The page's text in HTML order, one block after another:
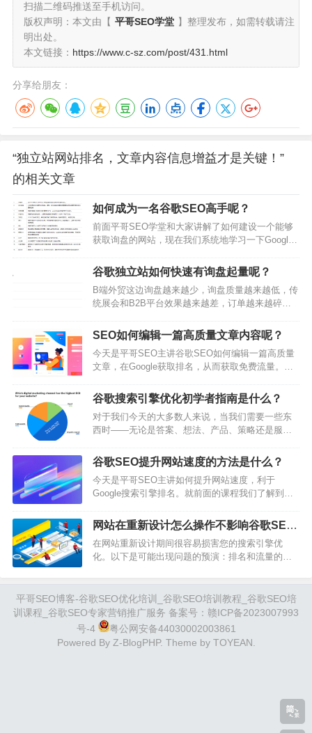
扫描二维码推送至手机访问。
版权声明：本文由【 平哥SEO学堂 】整理发布，如需转载请注
明出处。
本文链接： https://www.c-sz.com/post/431.html
分享给朋友：
“独立站网站排名，文章内容信息增益才是关键！”
的相关文章
如何成为一名谷歌SEO高手呢？
前面平哥SEO学堂和大家讲解了如何建设一个能够
获取询盘的网站，现在我们系统地学习一下Google
出能获得询盘的好首页》等系列文章。学习搜索引
擎优化（SEO）并没有一个固定的模式，你向每个
SEO的从业者询问是如何学习的，恐怕得到的都是
不同的方法。但这不意味着你就没有头绪开始了，
下面我们总结一些方法和踩坑经验，快速走完从初
学者到资深玩家的路线，当然需要你…
谷歌独立站如何快速有询盘起量呢？
B端外贸这边询盘越来越少，询盘质量越来越低，传
统展会和B2B平台效果越来越差，订单越来越碎片
希望独立站能补齐一条腿，而独立站这个赛道对流
量的运营要求更高，时至今日，爆品路线已无法走
通，垂直站起量慢，投流广告是新站最快最直接见
效的引流方式。而现在投流成本也越来越高，直接
ROI越来越低。大家都在想如何寻找新的增长点？平
哥SEO团队看来，打破僵局的唯一可能，只…
SEO如何编辑一篇高质量文章内容呢？
今天是平哥SEO主讲谷歌SEO如何编辑一篇高质量
文章，在Google获取排名，从而获取免费流量。
动笔，如何选题，不妨问下自己下面这几个问题。
1、客户群体主要关注我们产品/服务哪些问题？2、
为什么写这篇文章，写这篇文章能解决客户哪些疑
问？3、这篇文章核心优化的关键词是哪一个？4、
这个关键词，是否值得做？经数据分析能预估给我
带来多少流量？总结：平哥SEO的这…
谷歌搜索引擎优化初学者指南是什么？
对于我们今天的大多数人来说，当我们需要一些东
西时——无论是答案、想法、产品、策略还是服务
有35亿次搜索。因此，正如搜索引擎在我们的生活
中变得很重要一样，它们也已成为许多商业营销策
略不可或缺的一部分。事实上，49%的营销人员认
为自然搜索是投资回报率最高的渠道。自然搜索只
是常规的非广告搜索引擎结果的一个花哨名称，营
销人员使用自然搜索作为营销渠道的方式是通过
谷歌SEO提升网站速度的方法是什么？
今天是平哥SEO主讲如何提升网站速度，利于
Google搜索引擎排名。就前面的课程我们了解到，
键词排名来说都非常有帮助，所以我们今天就来聊
下如何提升网站速度。一、网站速度原理及测速工
具1、网站速度原理这里的网站速度，更专业的说法
是页面的加载速度，例如你在访问一个网站，会出
网站在重新设计怎么操作不影响谷歌SEO
流量流失呢？
在网站重新设计期间很容易损害您的搜索引擎优
化。以下是可能出现问题的预演：排名和流量的损
该网站在重新设计期间删除了约15%的自然页面，
导致近50%的自然流量损失。有趣的是，即使随后
引用域的增长也无助于恢复流量。幸运的是，避免
这些和其他常见问题并不难——只需遵循六个简单
的规则。1.保留旧站点的备份很容易被忽视，但可…
平哥SEO博客-谷歌SEO优化培训_谷歌SEO培训教程_谷歌SEO培
训课程_谷歌SEO专家营销推广服务 备案号： 赣ICP备2023007993
号-4
粤公网安备44030002003861
Powered By Z-BlogPHP. Theme by TOYEAN